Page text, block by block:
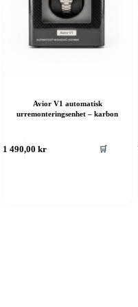
Avior V1 automatisk
urremonteringsenhet – karbon
1 490,00kr 🛒